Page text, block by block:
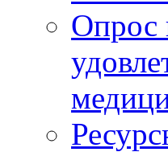
Опрос